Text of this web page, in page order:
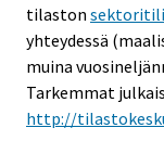
tilaston
yhteydessä
muina
Tarkemmat
http://